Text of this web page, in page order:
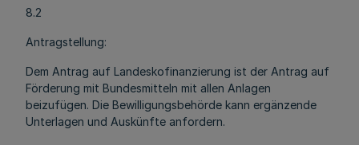
8.2
Antragstellung:
Dem Antrag auf Landeskofinanzierung ist der Antrag auf
Förderung mit Bundesmitteln mit allen Anlagen
beizufügen. Die Bewilligungsbehörde kann ergänzende
Unterlagen und Auskünfte anfordern.